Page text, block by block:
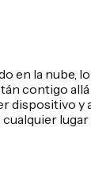
en la nube, lo
contigo allá
dispositivo y
lugar